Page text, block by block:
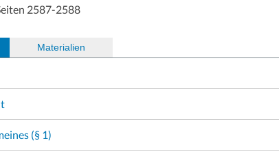
2587-2588
Materialien
(§ 1)